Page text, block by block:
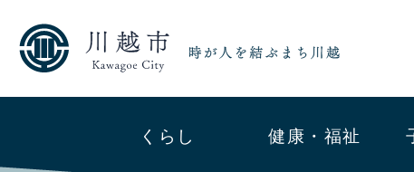
くらし 健康・福祉